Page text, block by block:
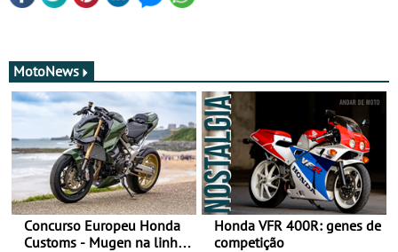
MotoNews
Concurso Europeu Honda
Customs - Mugen na linha
Honda VFR 400R: genes de
competição